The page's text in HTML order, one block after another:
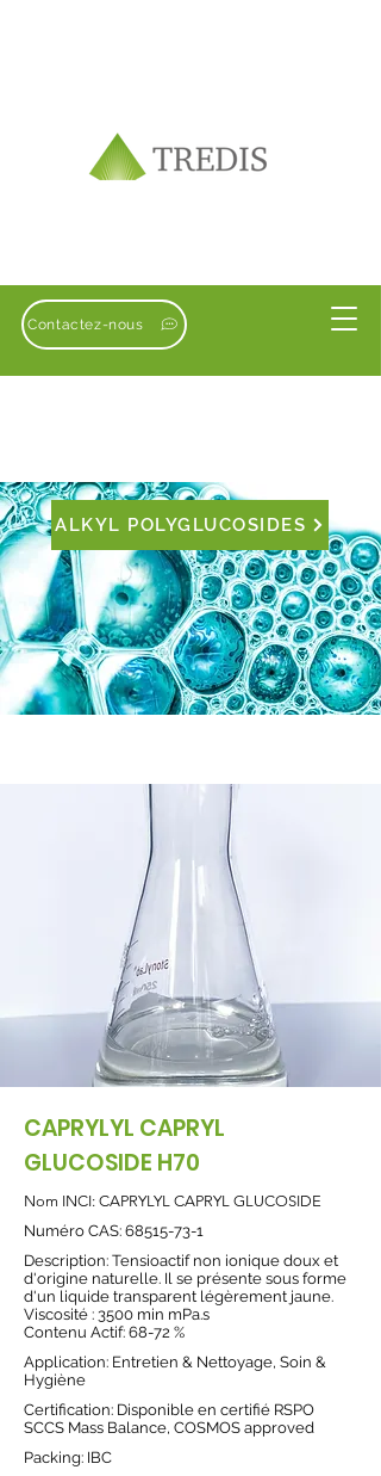
Contactez-nous
ALKYL POLYGLUCOSIDES
CAPRYLYL CAPRYL
GLUCOSIDE H70
Nom INCI: CAPRYLYL CAPRYL GLUCOSIDE
Numéro CAS: 68515-73-1
Description: Tensioactif non ionique doux et
d'origine naturelle. Il se présente sous forme
d'un liquide transparent légèrement jaune.
Viscosité : 3500 min mPa.s
Contenu Actif: 68-72 %
Application: Entretien & Nettoyage, Soin &
Hygiène
Certification: Disponible en certifié RSPO
SCCS Mass Balance, COSMOS approved
Packing: IBC